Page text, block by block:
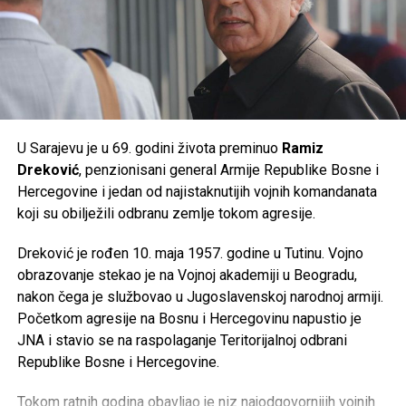
Share
Share
U Sarajevu je u 69. godini života preminuo Ramiz
Dreković, penzionisani general Armije Republike Bosne i
Hercegovine i jedan od najistaknutijih vojnih komandanata
koji su obilježili odbranu zemlje tokom agresije.
Dreković je rođen 10. maja 1957. godine u Tutinu. Vojno
obrazovanje stekao je na Vojnoj akademiji u Beogradu,
nakon čega je službovao u Jugoslavenskoj narodnoj armiji.
Početkom agresije na Bosnu i Hercegovinu napustio je
JNA i stavio se na raspolaganje Teritorijalnoj odbrani
Republike Bosne i Hercegovine.
Tokom ratnih godina obavljao je niz najodgovornijih vojnih